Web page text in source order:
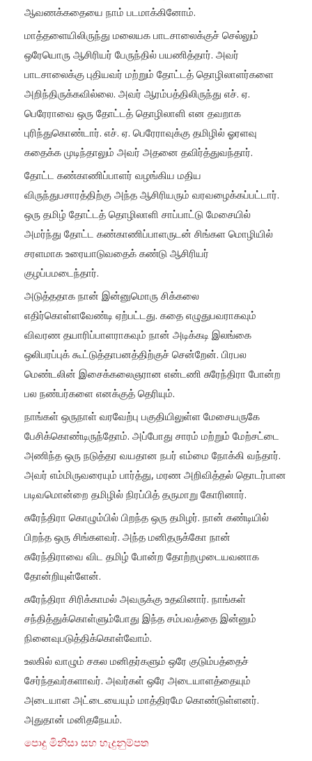
ஆவணக்கதையை நாம் படமாக்கினோம்.
மாத்தளையிலிருந்து மலையக பாடசாலைக்குச் செல்லும்
ஒரேயொரு ஆசிரியர் பேருந்தில் பயணித்தார். அவர்
பாடசாலைக்கு புதியவர் மற்றும் தோட்டத் தொழிலாளர்களை
அறிந்திருக்கவில்லை. அவர் ஆரம்பத்திலிருந்து எச். ஏ.
பெரேராவை ஒரு தோட்டத் தொழிலாளி என தவறாக
புரிந்துகொண்டார். எச். ஏ. பெரேராவுக்கு தமிழில் ஓரளவு
கதைக்க முடிந்தாலும் அவர் அதனை தவிர்த்துவந்தார்.
தோட்ட கண்காணிப்பாளர் வழங்கிய மதிய
விருந்துபசாரத்திற்கு அந்த ஆசிரியரும் வரவழைக்கப்பட்டார்.
ஒரு தமிழ் தோட்டத் தொழிலாளி சாப்பாட்டு மேசையில்
அமர்ந்து தோட்ட கண்காணிப்பாளருடன் சிங்கள மொழியில்
சரளமாக உரையாடுவதைக் கண்டு ஆசிரியர்
குழப்பமடைந்தார்.
அடுத்ததாக நான் இன்னுமொரு சிக்கலை
எதிர்கொள்ளவேண்டி ஏற்பட்டது. கதை எழுதுபவராகவும்
விவரண தயாரிப்பாளராகவும் நான் அடிக்கடி இலங்கை
ஒலிபரப்புக் கூட்டுத்தாபனத்திற்குச் சென்றேன். பிரபல
மெண்டலின் இசைக்கலைஞரான என்டணி சுரேந்திரா போன்ற
பல நண்பர்களை எனக்குத் தெரியும்.
நாங்கள் ஒருநாள் வரவேற்பு பகுதியிலுள்ள மேசையருகே
பேசிக்கொண்டிருந்தோம். அப்போது சாரம் மற்றும் மேற்சட்டை
அணிந்த ஒரு நடுத்தர வயதான நபர் எம்மை நோக்கி வந்தார்.
அவர் எம்மிருவரையும் பார்த்து, மரண அறிவித்தல் தொடர்பான
படிவமொன்றை தமிழில் நிரப்பித் தருமாறு கோரினார்.
சுரேந்திரா கொழும்பில் பிறந்த ஒரு தமிழர். நான் கண்டியில்
பிறந்த ஒரு சிங்களவர். அந்த மனிதருக்கோ நான்
சுரேந்திராவை விட தமிழ் போன்ற தோற்றமுடையவனாக
தோன்றியுள்ளேன்.
சுரேந்திரா சிரிக்காமல் அவருக்கு உதவினார். நாங்கள்
சந்தித்துக்கொள்ளும்போது இந்த சம்பவத்தை இன்னும்
நினைவுபடுத்திக்கொள்வோம்.
உலகில் வாழும் சகல மனிதர்களும் ஒரே குடும்பத்தைச்
சேர்ந்தவர்களாவர். அவர்கள் ஒரே அடையாளத்தையும்
அடையாள அட்டையையும் மாத்திரமே கொண்டுள்ளனர்.
அதுதான் மனிதநேயம்.
පොදු මිනිසා සහ හැදුනුම්පත